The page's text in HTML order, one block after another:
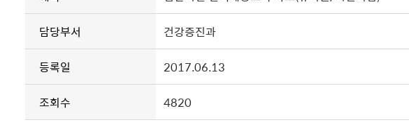
담당부서 건강증진과
등록일 2017.06.13
조회수 4820